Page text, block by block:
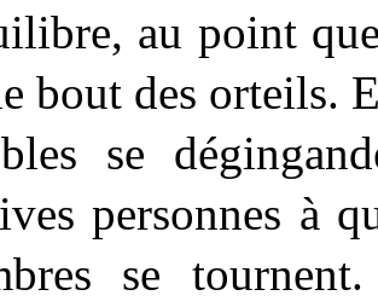
au point
bout des orteils.
se
personnes à
se